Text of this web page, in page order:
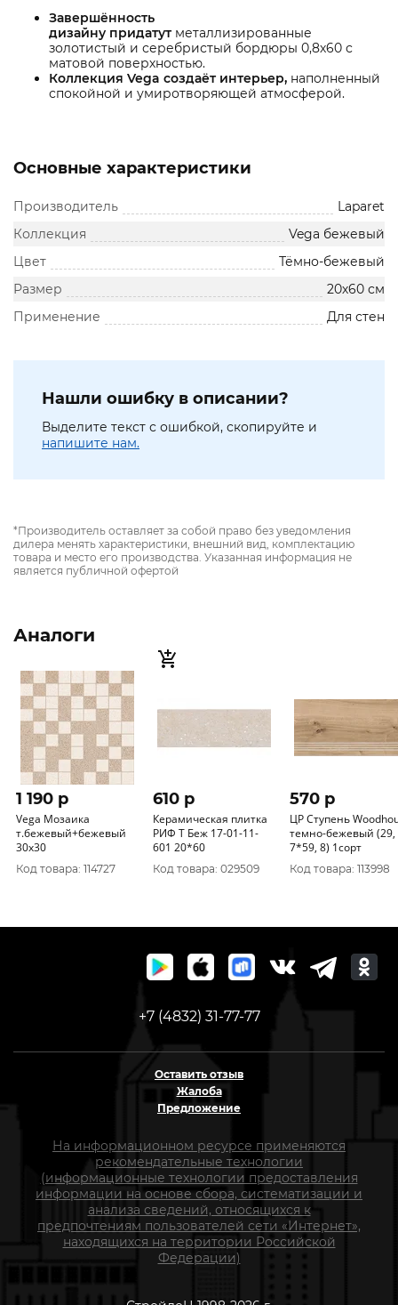
Завершённость
дизайну придатут металлизированные
золотистый и серебристый бордюры 0,8х60 с
матовой поверхностью.
Коллекция Vega создаёт интерьер, наполненный
спокойной и умиротворяющей атмосферой.
Основные характеристики
Производитель
Laparet
Коллекция
Vega бежевый
Цвет
Тёмно-бежевый
Размер
20х60 см
Применение
Для стен
Нашли ошибку в описании?
Выделите текст с ошибкой, скопируйте и
напишите нам.
*Производитель оставляет за собой право без уведомления
дилера менять характеристики, внешний вид, комплектацию
товара и место его производства. Указанная информация не
является публичной офертой
Аналоги
1 190 p
Vega Мозаика
т.бежевый+бежевый
30х30
Код товара: 114727
610 p
Керамическая плитка
РИФ Т Беж 17-01-11-
601 20*60
Код товара: 029509
570 p
ЦР Ступень
темно-бежевый (29,
7*59, 8) 1сорт
Код товара: 113998
+7 (4832) 31-77-77
Оставить отзыв
Жалоба
Предложение
На информационном ресурсе применяются
рекомендательные технологии
(информационные технологии предоставления
информации на основе сбора, систематизации и
анализа сведений, относящихся к
предпочтениям пользователей сети «Интернет»,
находящихся на территории Российской
Федерации)